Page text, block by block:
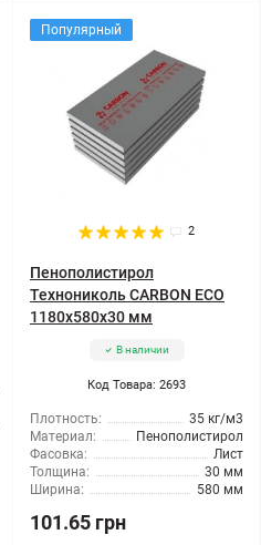
Популярный
2
Пенополистирол
Технониколь CARBON ECO
1180x580x30 мм
В наличии
Код Товара: 2693
Плотность:
35 кг/м3
Материал:
Пенополистирол
Фасовка:
Лист
Толщина:
30 мм
Ширина:
580 мм
101.65 грн